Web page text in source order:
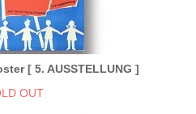
[ 5. AUSSTELLUNG ]
OUT